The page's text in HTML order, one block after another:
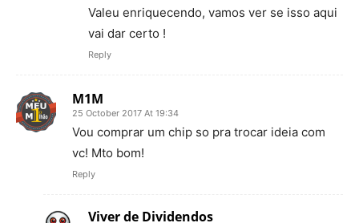
Valeu enriquecendo, vamos ver se isso aqui
vai dar certo !
Reply
M1M
25 October 2017 At 19:34
Vou comprar um chip so pra trocar ideia com
vc! Mto bom!
Reply
Viver de Dividendos